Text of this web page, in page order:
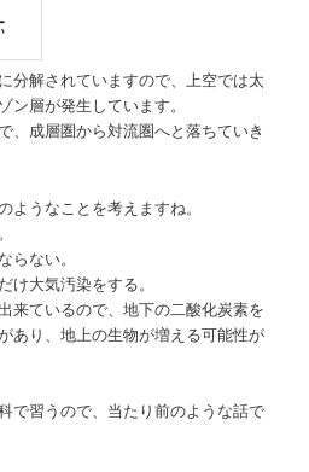
分解されていますので、上空では太
層が発生しています。
、成層圏から対流圏へと落ちていき
うなことを考えますね。
らない。
け大気汚染をする。
来ているので、地下の二酸化炭素を
あり、地上の生物が増える可能性が
で習うので、当たり前のような話で